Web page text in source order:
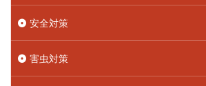
安全対策
害虫対策